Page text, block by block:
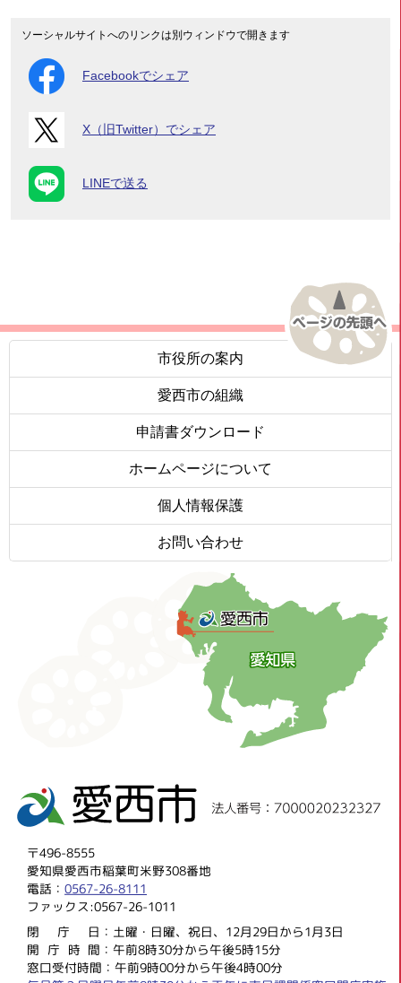
ソーシャルサイトへのリンクは別ウィンドウで開きます
Facebookでシェア
X（旧Twitter）でシェア
LINEで送る
市役所の案内
愛西市の組織
申請書ダウンロード
ホームページについて
個人情報保護
お問い合わせ
〒496-8555
愛知県愛西市稲葉町米野308番地
電話：0567-26-8111
ファックス:0567-26-1011
閉庁 日：土曜・日曜、祝日、12月29日から1月3日
開庁時 間：午前8時30分から午後5時15分
窓口受付時間：午前9時00分から午後4時00分